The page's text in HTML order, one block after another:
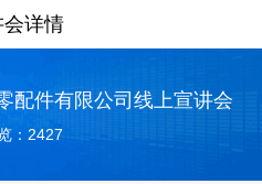
会详情
配件有限公司线上宣讲会
：2427